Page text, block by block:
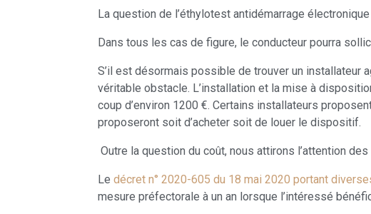
La question de l’éthylotest antidémarrage
Dans tous les cas de figure, le conducteur pourra
S’il est désormais possible de trouver un installateur
véritable obstacle. L’installation et la mise à
coup d’environ 1200 €. Certains installateurs
proposeront soit d’acheter soit de louer le dispositif.
Outre la question du coût, nous attirons l’attention
Le décret n° 2020-605 du 18 mai 2020 portant
mesure préfectorale à un an lorsque l’intéressé